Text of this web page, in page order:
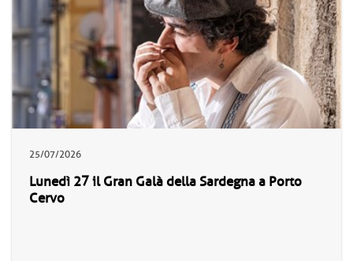
25/07/2026
Lunedì 27 il Gran Galà della Sardegna a Porto
Cervo